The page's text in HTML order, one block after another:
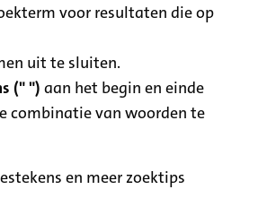
voor resultaten die op
uit te sluiten.
(" ") aan het begin en einde
combinatie van woorden te
en meer zoektips